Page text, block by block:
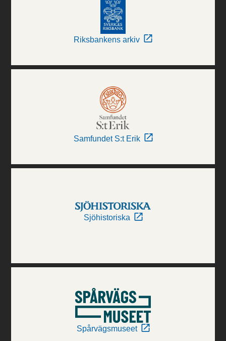
Riksbankens arkiv
Samfundet S:t Erik
Sjöhistoriska
Spårvägsmuseet